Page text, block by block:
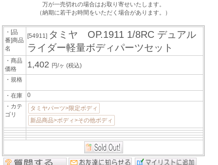
万が一売切れの場合はお取り寄せいたします。
（納期に若干お時間をいただく場合があります。）
・[品
番]商品
名
[54911] タミヤ OP.1911 1/8RC デュアル
ライダー軽量ボディパーツセット
・商品
価格
1,402 円/ヶ(税込)
・規格
・在庫
0
・カテ
ゴリ
タミヤパーツ>限定ボディ
新品商品>ボディ>その他ボディ